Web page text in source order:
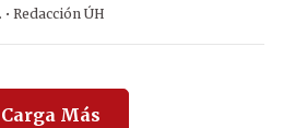
· Redacción ÚH
Carga Más